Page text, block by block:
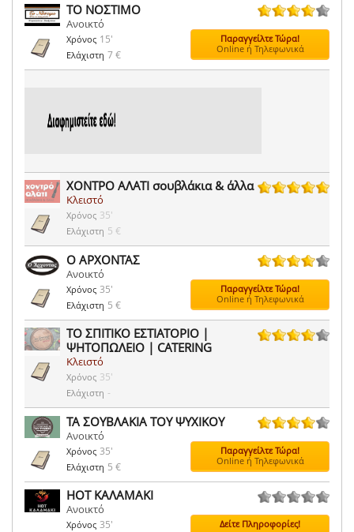
ΤΟ ΝΟΣΤΙΜΟ
Ανοικτό
Χρόνος 15'
Ελάχιστη 7 €
Παραγγείλτε Τώρα!
Online ή Τηλεφωνικά
ΧΟΝΤΡΟ ΑΛΑΤΙ σουβλάκια & άλλα
Κλειστό
Χρόνος 35'
Ελάχιστη 5 €
Ο ΑΡΧΟΝΤΑΣ
Ανοικτό
Χρόνος 35'
Ελάχιστη 5 €
Παραγγείλτε Τώρα!
Online ή Τηλεφωνικά
ΤΟ ΣΠΙΤΙΚΟ ΕΣΤΙΑΤΟΡΙΟ |
ΨΗΤΟΠΩΛΕΙΟ | CATERING
Κλειστό
Χρόνος 35'
Ελάχιστη -
ΤΑ ΣΟΥΒΛΑΚΙΑ ΤΟΥ ΨΥΧΙΚΟΥ
Ανοικτό
Χρόνος 35'
Ελάχιστη 5 €
Παραγγείλτε Τώρα!
Online ή Τηλεφωνικά
HOT ΚΑΛΑΜΑΚΙ
Ανοικτό
Χρόνος 35' Δείτε Πληροφορίες!